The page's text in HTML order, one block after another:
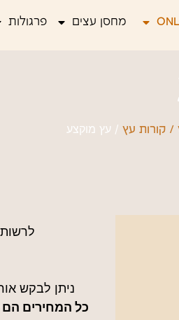
מחסן עצים פרגולות
/ קורות עץ / עץ מוקצע
ניתן לבקש
כל המחירים הם